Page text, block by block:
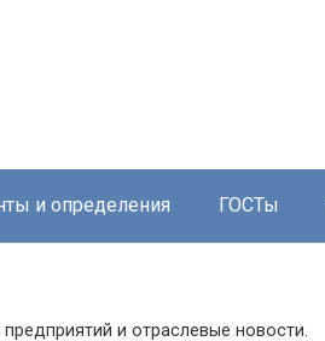
и определения ГОСТы
и отраслевые новости.